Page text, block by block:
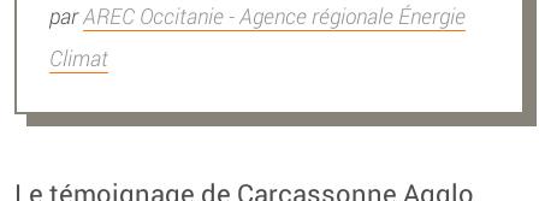
parAREC Occitanie - Agence régionale Énergie
Climat
Le témoignage de Carcassonne Agglo